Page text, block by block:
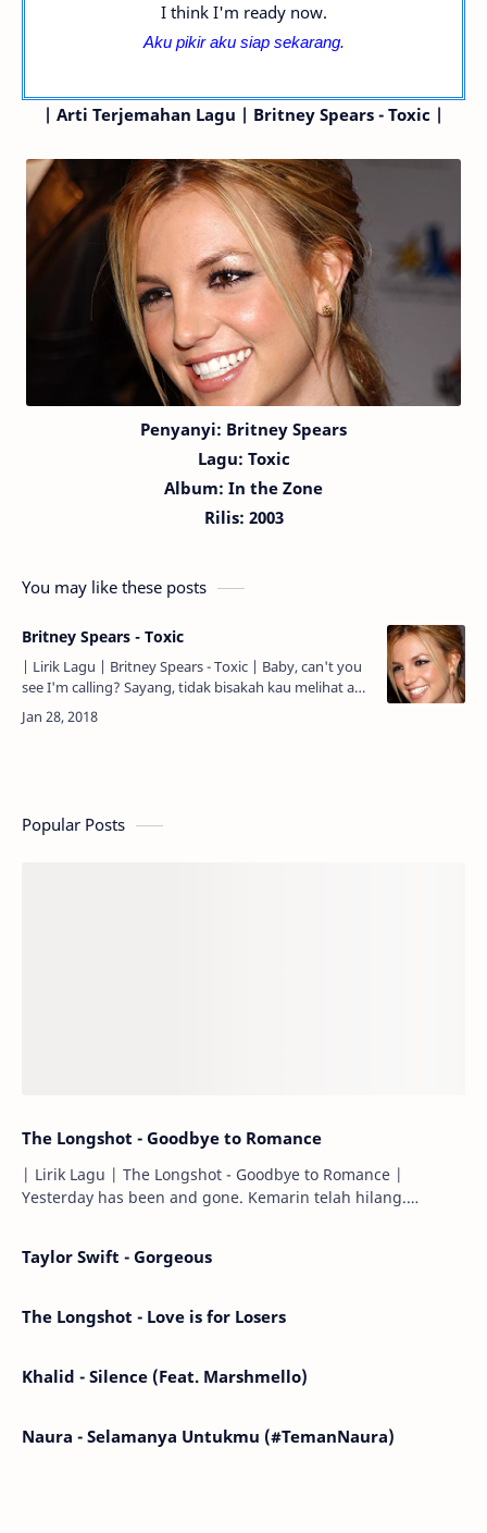
I think I'm ready now.
Aku pikir aku siap sekarang.
| Arti Terjemahan Lagu | Britney Spears - Toxic |
Penyanyi: Britney Spears
Lagu: Toxic
Album: In the Zone
Rilis: 2003
You may like these posts
Britney Spears - Toxic
| Lirik Lagu | Britney Spears - Toxic | Baby, can't you
see I'm calling? Sayang, tidak bisakah kau melihat aku
memanggil? A guy like you should wear a warnin…
Popular Posts
The Longshot - Goodbye to Romance
| Lirik Lagu | The Longshot - Goodbye to Romance |
Yesterday has been and gone. Kemarin telah hilang.
Taylor Swift - Gorgeous
The Longshot - Love is for Losers
Khalid - Silence (Feat. Marshmello)
Naura - Selamanya Untukmu (#TemanNaura)